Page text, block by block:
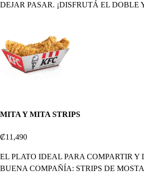
DEJAR PASAR. ¡DISFRUTÁ EL DOBLE
MITA Y MITA STRIPS
₡11,490
EL PLATO IDEAL PARA COMPARTIR Y
BUENA COMPAÑÍA: STRIPS DE